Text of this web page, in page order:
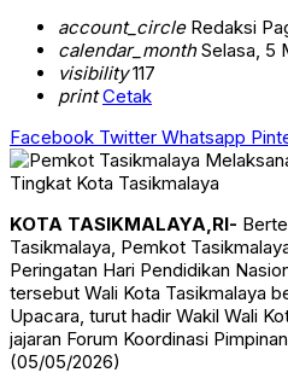
account_circleRedaksi
calendar_monthSelasa, 5
visibility117
print Cetak
Facebook Twitter Whatsapp
KOTA TASIKMALAYA,RI-
Tasikmalaya, Pemkot
Peringatan Hari Pendidikan
tersebut Wali Kota Tasikmalaya
Upacara, turut hadir Wakil Wali
jajaran Forum Koordinasi
(05/05/2026)